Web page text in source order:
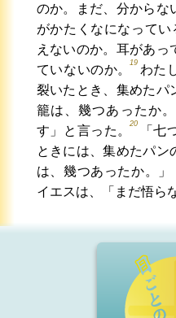
のか。まだ、分からな
がかたくなになってい
えないのか。耳があっ
ていないのか。
19
わた
裂いたとき、集めたパ
籠は、幾つあったか
す」と言った。
20
「七
ときには、集めたパン
は、幾つあったか。
イエスは、「まだ悟ら